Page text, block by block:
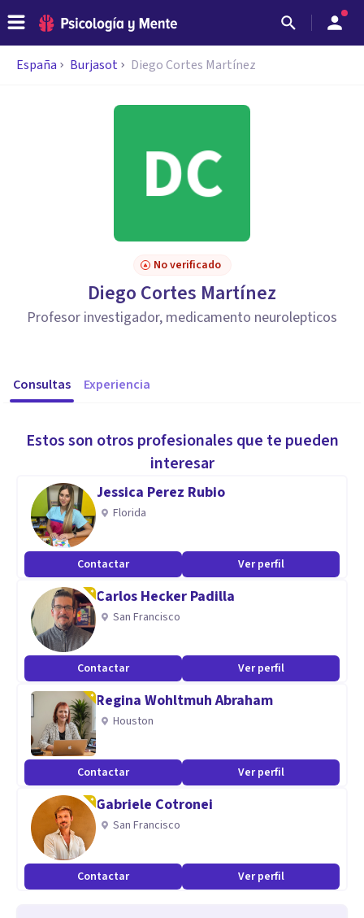
España Burjasot Diego Cortes Martínez
No verificado
Diego Cortes Martínez
Profesor investigador, medicamento neurolepticos
Consultas Experiencia
Estos son otros profesionales que te pueden
interesar
Jessica Perez Rubio
Florida
Contactar Ver perfil
Carlos Hecker Padilla
San Francisco
Contactar Ver perfil
Regina Wohltmuh Abraham
Houston
Contactar Ver perfil
Gabriele Cotronei
San Francisco
Contactar Ver perfil